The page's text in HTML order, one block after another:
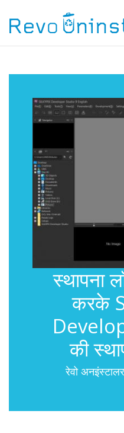
स्थापना
करके
की
रेवो अनइंस्टालर